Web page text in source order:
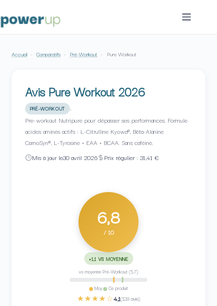
au
contenu
Accueil › Comparatifs › Pré-Workout › Pure Workout
Avis Pure Workout 2026
PRÉ-WORKOUT
·
Pre-workout Nutripure pour dépasser ses performances. Formule
acides aminés actifs : L-Citrulline Kyowa®, Bêta-Alanine
CarnoSyn®, L-Tyrosine + EAA + BCAA. Sans caféine.
Mis à jour le30 avril 2026 Prix régulier : 31,41 €
6,8
/ 10
+1,1 VS MOYENNE
vs moyenne Pré-Workout (5,7)
Moy. Ce produit
★★★★☆4,1(128 avis)